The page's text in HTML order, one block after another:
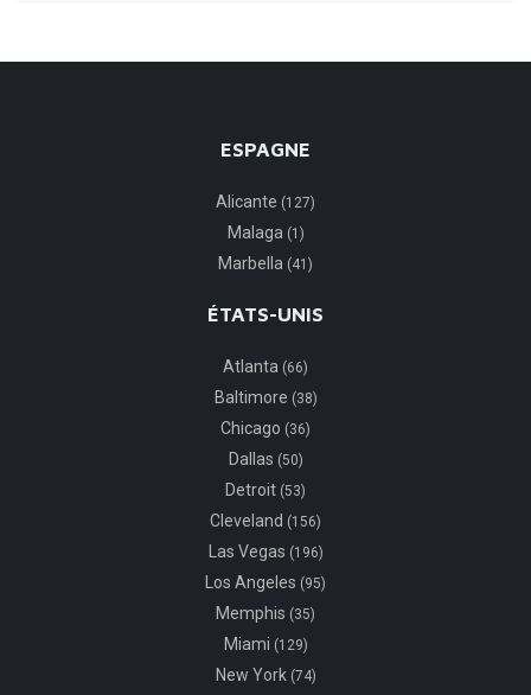
ESPAGNE
Alicante (127)
Malaga (1)
Marbella (41)
ÉTATS-UNIS
Atlanta (66)
Baltimore (38)
Chicago (36)
Dallas (50)
Detroit (53)
Cleveland (156)
Las Vegas (196)
Los Angeles (95)
Memphis (35)
Miami (129)
New York (74)